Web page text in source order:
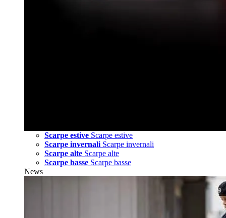
Scarpe estive Scarpe estive
Scarpe invernali Scarpe invernali
Scarpe alte Scarpe alte
Scarpe basse Scarpe basse
News